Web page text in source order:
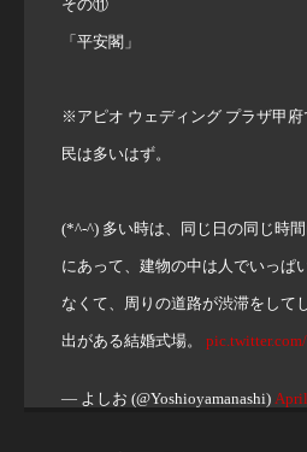
その⑪
「平安閣」
※アピオ ウェディング プラザ甲
民は多いはず。
(*^-^) 多い時は、同じ日の同じ時
にあって、建物の中は人でいっぱ
なくて、周りの道路が渋滞をして
出がある結婚式場。
— よしお (@Yoshioyamanashi)